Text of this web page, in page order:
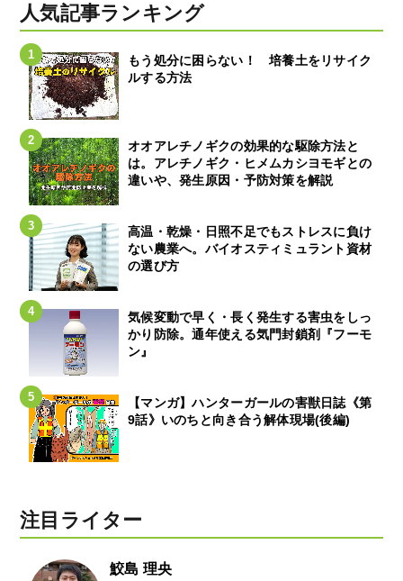
人気記事ランキング
もう処分に困らない！ 培養土をリサイク
ルする方法
オオアレチノギクの効果的な駆除方法と
は。アレチノギク・ヒメムカシヨモギとの
違いや、発生原因・予防対策を解説
高温・乾燥・日照不足でもストレスに負け
ない農業へ。バイオスティミュラント資材
の選び方
気候変動で早く・長く発生する害虫をしっ
かり防除。通年使える気門封鎖剤『フーモ
ン』
【マンガ】ハンターガールの害獣日誌《第
9話》いのちと向き合う解体現場(後編)
注目ライター
鮫島 理央